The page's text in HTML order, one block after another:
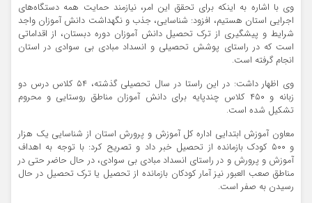
وی با اشاره به اینکه برای تحقق این امر، نیازمند حمایت همه دستگاه‌های
اجرایی استان هستیم، افزود: شناسایی، جذب و نگهداشت دانش آموزان واجد
شرایط و پیشگیری از ترک تحصیل دانش آموزان دوره دبستان، از اقداماتی
است که در راستای پوشش تحصیلی و انسداد مبادی بی سوادی در استان
انجام گرفته است.
وی اظهار داشت: در این راستا در سال تحصیلی گذشته، ۵۴ کلاس درس دو
زبانه و ۴۵۰ کلاس چندپایه برای دانش آموزان مناطق روستایی و محروم
تشکیل شده است.
معاون آموزش ابتدایی اداره کل آموزش و پرورش استان از شناسایی یک هزار
و ۵۰۰ کودک بازمانده از تحصیل خبر داد و تصریح کرد: با توجه به اهداف
آموزش و پرورش و در راستای انسداد مبادی بی سوادی، در حال حاضر حتی در
مناطق صعب العبور نیز آمار کودکان بازمانده از تحصیل یا ترک تحصیل در حال
رسیدن به صفر است.